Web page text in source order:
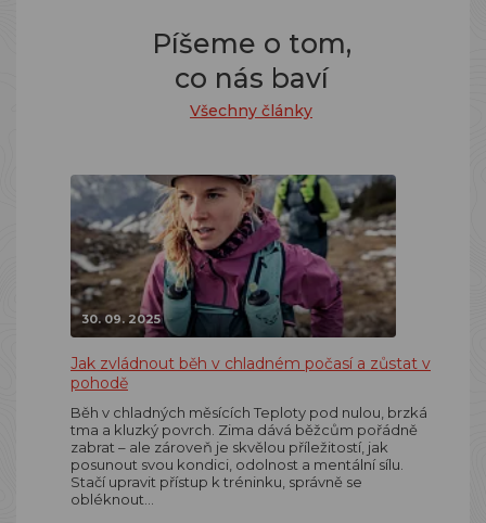
Píšeme o tom,
co nás baví
Všechny články
30. 09. 2025
Jak zvládnout běh v chladném počasí a zůstat v
pohodě
Běh v chladných měsících Teploty pod nulou, brzká
tma a kluzký povrch. Zima dává běžcům pořádně
zabrat – ale zároveň je skvělou příležitostí, jak
posunout svou kondici, odolnost a mentální sílu.
Stačí upravit přístup k tréninku, správně se
obléknout…